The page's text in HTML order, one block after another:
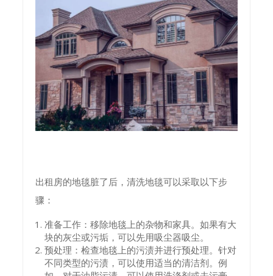
出租房的地毯脏了后，清洗地毯可以采取以下步
骤：
准备工作：移除地毯上的杂物和家具。如果有大
块的灰尘或污垢，可以先用吸尘器吸尘。
预处理：检查地毯上的污渍并进行预处理。针对
不同类型的污渍，可以使用适当的清洁剂。例